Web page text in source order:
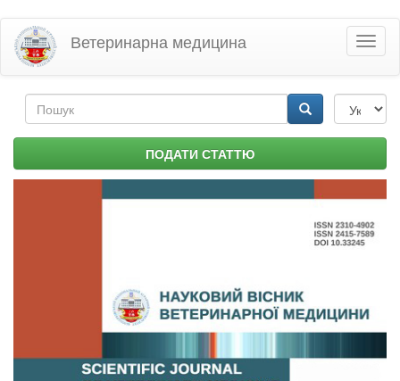
Перейти
основного
матеріалу
Ветеринарна медицина
Пошукова
форма ПОДАТИ СТАТТЮ